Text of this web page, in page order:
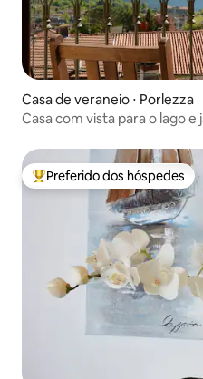
Casa de veraneio ⋅ Porlezza
Casa com vista para o lago e
Entre os melhores
Preferido dos hóspedes